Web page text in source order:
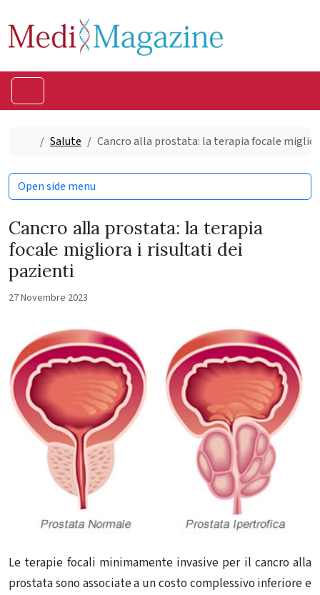
Home
Salute Cancro alla prostata: la terapia focale
Cancro alla prostata: la terapia
focale migliora i risultati dei
pazienti
27 Novembre 2023
Le terapie focali minimamente invasive per il cancro alla
prostata sono associate a un costo complessivo inferiore e
Open side menu